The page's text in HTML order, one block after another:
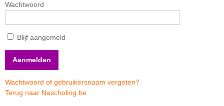
Wachtwoord
Blijf aangemeld
Wachtwoord of gebruikersnaam vergeten?
Terug naar Nascholing.be